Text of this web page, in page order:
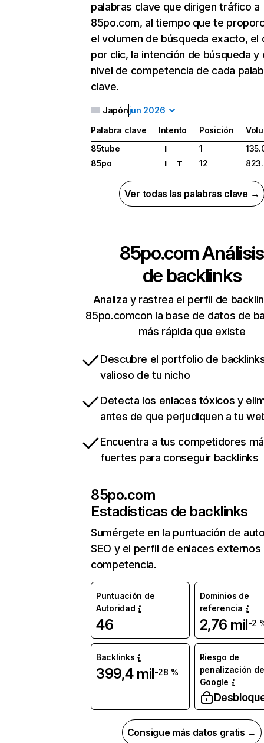
palabras clave que dirigen tráfico a
85po.com, al tiempo que te
el volumen de búsqueda exacto, el
por clic, la intención de búsqueda y
nivel de competencia de cada
clave.
Japónjun 2026
Palabra clave Intento Posición
85tube
I 1
85po
I T 12
Ver todas las palabras clave →
85po.comAnálisis
de backlinks
Analiza y rastrea el perfil de
85po.comcon la base de datos de
más rápida que existe
Descubre el portfolio de
valioso de tu nicho
Detecta los enlaces tóxicos y
antes de que perjudiquen a tu
Encuentra a tus competidores
fuertes para conseguir backlinks
85po.com
Estadísticas de backlinks
Sumérgete en la puntuación de
SEO y el perfil de enlaces externos
competencia.
Puntuación de
Autoridad
46
Dominios de
referencia
2,76 mil-2
Backlinks
399,4 mil-28 %
Riesgo de
penalización de
Google
Consigue más datos gratis →